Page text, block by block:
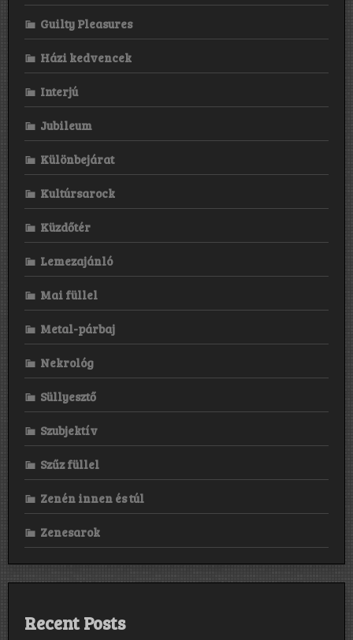
Guilty Pleasures
Házi kedvencek
Interjú
Jubileum
Különbejárat
Kultúrsarock
Küzdőtér
Lemezajánló
Mai füllel
Metal-párbaj
Nekrológ
Süllyesztő
Szubjektív
Szűz füllel
Zenén innen és túl
Zenesarok
Recent Posts